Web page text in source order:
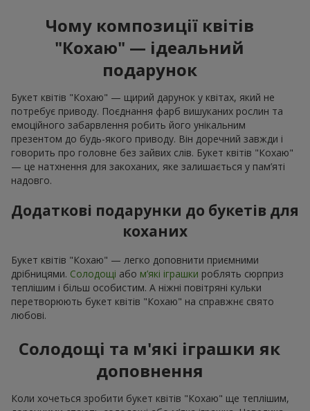
Чому композиції квітів
"Кохаю" — ідеальний
подарунок
Букет квітів "Кохаю" — щирий дарунок у квітах, який не
потребує приводу. Поєднання фарб вишуканих рослин та
емоційного забарвлення робить його унікальним
презентом до будь-якого приводу. Він доречний завжди і
говорить про головне без зайвих слів. Букет квітів "Кохаю"
— це натхнення для закоханих, яке залишається у пам’яті
надовго.
Додаткові подарунки до букетів для
коханих
Букет квітів "Кохаю" — легко доповнити приємними
дрібницями. Солодощі або м’які іграшки роблять сюрприз
теплішим і більш особистим. А ніжні повітряні кульки
перетворюють букет квітів "Кохаю" на справжнє свято
любові.
Солодощі та м'які іграшки як
доповнення
Коли хочеться зробити букет квітів "Кохаю" ще теплішим,